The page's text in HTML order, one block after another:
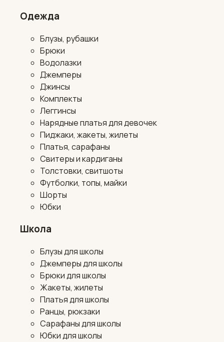
Одежда
Блузы, рубашки
Брюки
Водолазки
Джемперы
Джинсы
Комплекты
Леггинсы
Нарядные платья для девочек
Пиджаки, жакеты, жилеты
Платья, сарафаны
Свитеры и кардиганы
Толстовки, свитшоты
Футболки, топы, майки
Шорты
Юбки
Школа
Блузы для школы
Джемперы для школы
Брюки для школы
Жакеты, жилеты
Платья для школы
Ранцы, рюкзаки
Сарафаны для школы
Юбки для школы